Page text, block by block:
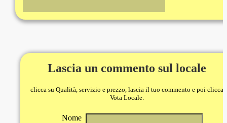
Lascia un commento sul locale
clicca su Qualità, servizio e prezzo, lascia il tuo commento e poi clicca
Vota Locale.
Nome